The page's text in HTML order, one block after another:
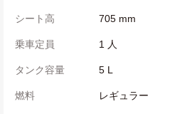
シート高 705 mm
乗車定員 1 人
タンク容量 5 L
燃料 レギュラー